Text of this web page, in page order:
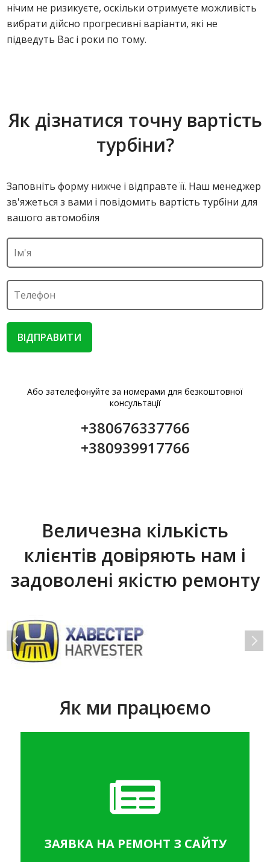
нічим не ризикуєте, оскільки отримуєте можливість
вибрати дійсно прогресивні варіанти, які не
підведуть Вас і роки по тому.
Як дізнатися точну вартість
турбіни?
Заповніть форму нижче і відправте її. Наш менеджер
зв'яжеться з вами і повідомить вартість турбіни для
вашого автомобіля
ВІДПРАВИТИ
Або зателефонуйте за номерами для безкоштовної
консультації
+380676337766
+380939917766
Величезна кількість
клієнтів довіряють нам і
задоволені якістю ремонту
Як ми працюємо
ЗАЯВКА НА РЕМОНТ З САЙТУ